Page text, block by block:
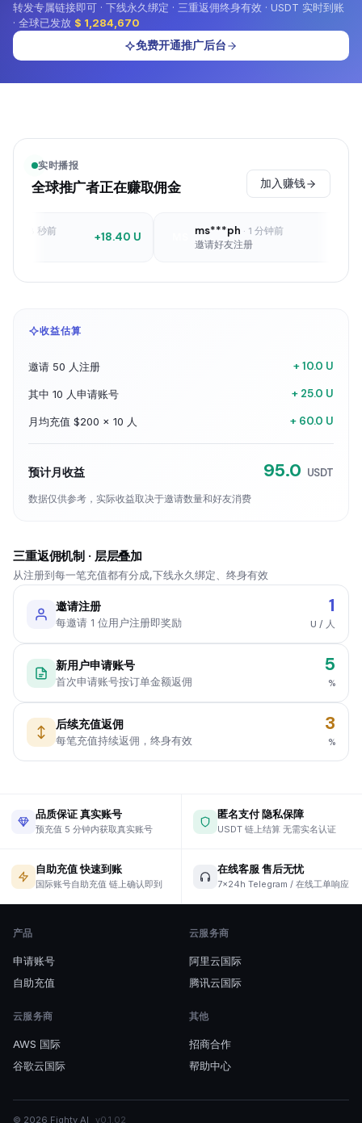
转发专属链接即可 · 下线永久绑定 · 三重返佣终身有效 · USDT 实时到账
· 全球已发放 $ 1,284,670
免费开通推广后台
实时播报
全球推广者正在赚取佣金 加入赚钱
+18.40 U ms***ph ·1 分钟前
邀请好友注册
收益估算
邀请 50 人注册 + 10.0 U
其中 10 人申请账号 + 25.0 U
月均充值 $200 × 10 人 + 60.0 U
预计月收益 95.0 USDT
数据仅供参考，实际收益取决于邀请数量和好友消费
三重返佣机制 · 层层叠加
从注册到每一笔充值都有分成,下线永久绑定、终身有效
邀请注册
每邀请 1 位用户注册即奖励
1
U / 人
新用户申请账号
首次申请账号按订单金额返佣
5
%
后续充值返佣
每笔充值持续返佣，终身有效
3
%
品质保证 真实账号
预充值 5 分钟内获取真实账号
匿名支付 隐私保障
USDT 链上结算 无需实名认证
自助充值 快速到账
国际账号自助充值 链上确认即到
在线客服 售后无忧
7×24h Telegram / 在线工单响应
产品
申请账号
自助充值
云服务商
阿里云国际
腾讯云国际
云服务商
AWS 国际
谷歌云国际
其他
招商合作
帮助中心
© 2026 Fighty AI v0.1.02